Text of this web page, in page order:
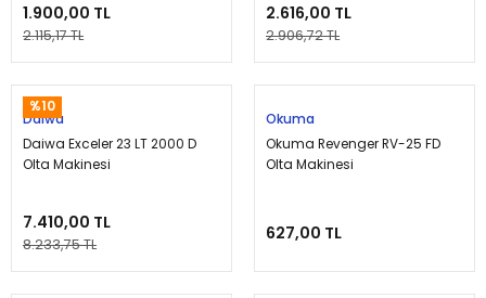
1.900,00 TL
2.115,17 TL
2.616,00 TL
2.906,72 TL
%10
Daiwa
Daiwa Exceler 23 LT 2000 D
Olta Makinesi
7.410,00 TL
8.233,75 TL
Okuma
Okuma Revenger RV-25 FD
Olta Makinesi
627,00 TL